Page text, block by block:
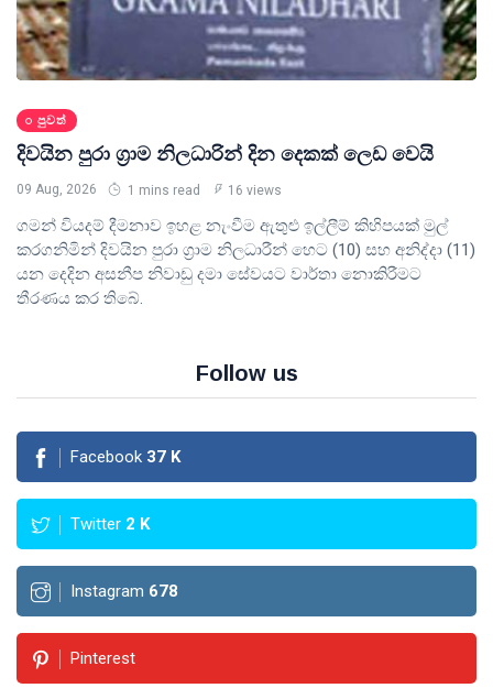
පුවත්
දිවයින පුරා ග්‍රාම නිලධාරින් දින දෙකක් ලෙඩ වෙයි
09 Aug, 2026 1 mins read 16 views
ගමන් වියදම් දීමනාව ඉහළ නැංවීම ඇතුළු ඉල්ලීම් කිහිපයක් මුල්
කරගනිමින් දිවයින පුරා ග්‍රාම නිලධාරීන් හෙට (10) සහ අනිද්දා (11)
යන දෙදින අසනීප නිවාඩු දමා සේවයට වාර්තා නොකිරීමට
තීරණය කර තිබේ.
Follow us
Facebook 37 K
Twitter 2 K
Instagram 678
Pinterest